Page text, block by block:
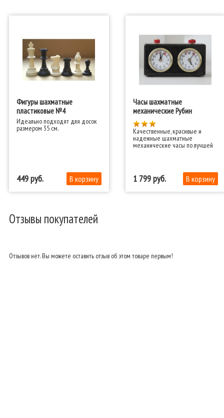
Фигуры шахматные
пластиковые №4
Идеально подходят для досок
размером 35 см.
449
Часы шахматные
механические Рубин
Качественные, красивые и
надежные шахматные
механические часы по лучшей
1 799
Отзывы покупателей
Отзывов нет. Вы можете оставить отзыв об этом товаре первым!